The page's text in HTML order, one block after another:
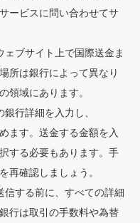
ービスに問い合わせてサ
ェブサイト上で国際送金ま
所は銀行によって異なり
領域にあります。
銀行詳細を入力し、
ます。送金する金額を入
する必要もあります。手
再確認しましょう。
信する前に、すべての詳細
行は取引の手数料や為替